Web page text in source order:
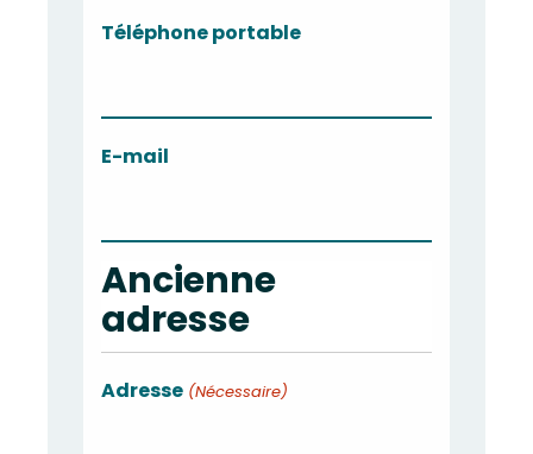
Téléphone portable
E-mail
Ancienne
adresse
Adresse (Nécessaire)